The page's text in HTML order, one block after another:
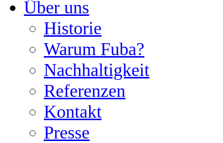
Über uns
Historie
Warum Fuba?
Nachhaltigkeit
Referenzen
Kontakt
Presse